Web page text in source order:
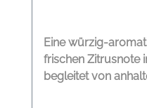
Eine würzig-
frischen Zitrusnote
begleitet von